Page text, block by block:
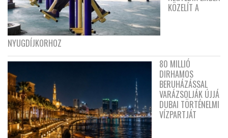
KÖZELÍT A
NYUGDÍJKORHOZ
80 MILLIÓ
DIRHAMOS
BERUHÁZÁSSAL
VARÁZSOLJÁK ÚJJÁ
DUBAI TÖRTÉNELMI
VÍZPARTJÁT